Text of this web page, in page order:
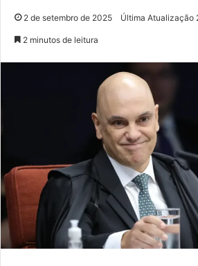
2 de setembro de 2025 Última Atualização
2 minutos de leitura